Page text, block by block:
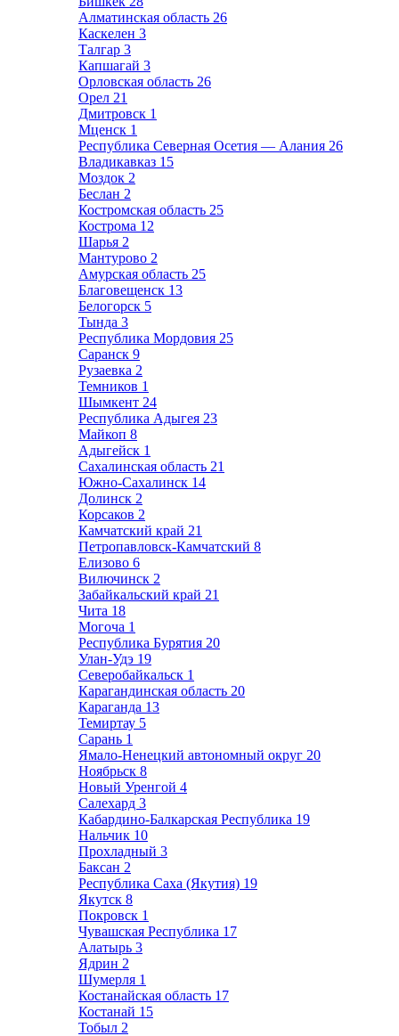
Алматинская область 26
Каскелен 3
Талгар 3
Капшагай 3
Орловская область 26
Орел 21
Дмитровск 1
Мценск 1
Республика Северная Осетия — Алания 26
Владикавказ 15
Моздок 2
Беслан 2
Костромская область 25
Кострома 12
Шарья 2
Мантурово 2
Амурская область 25
Благовещенск 13
Белогорск 5
Тында 3
Республика Мордовия 25
Саранск 9
Рузаевка 2
Темников 1
Шымкент 24
Республика Адыгея 23
Майкоп 8
Адыгейск 1
Сахалинская область 21
Южно-Сахалинск 14
Долинск 2
Корсаков 2
Камчатский край 21
Петропавловск-Камчатский 8
Елизово 6
Вилючинск 2
Забайкальский край 21
Чита 18
Могоча 1
Республика Бурятия 20
Улан-Удэ 19
Северобайкальск 1
Карагандинская область 20
Караганда 13
Темиртау 5
Сарань 1
Ямало-Ненецкий автономный округ 20
Ноябрьск 8
Новый Уренгой 4
Салехард 3
Кабардино-Балкарская Республика 19
Нальчик 10
Прохладный 3
Баксан 2
Республика Саха (Якутия) 19
Якутск 8
Покровск 1
Чувашская Республика 17
Алатырь 3
Ядрин 2
Шумерля 1
Костанайская область 17
Костанай 15
Тобыл 2